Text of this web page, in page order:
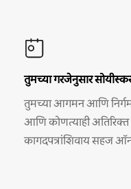
तुमच्या गरजेनुसार
तुमच्या आगमन आणि
आणि कोणत्याही अतिरिक्त
कागदपत्रांशिवाय सहज